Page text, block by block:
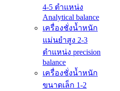
4-5 ตำแหน่ง
Analytical balance
เครื่องชั่งน้ำหนัก
แม่นยำสูง 2-3
ตำแหน่ง precision
balance
เครื่องชั่งน้ำหนัก
ขนาดเล็ก 1-2